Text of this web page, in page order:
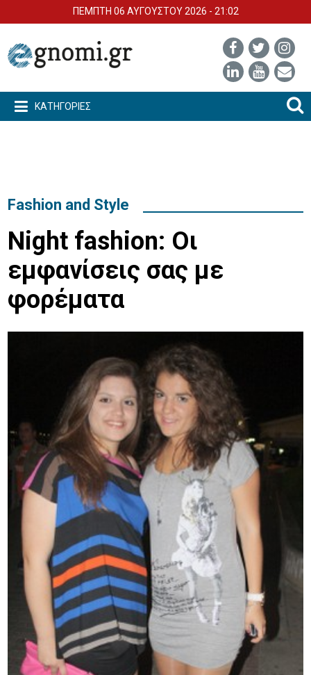
ΠΕΜΠΤΗ 06 ΑΥΓΟΥΣΤΟΥ 2026 - 21:02
ΚΑΤΗΓΟΡΙΕΣ
Fashion and Style
Night fashion: Οι
εμφανίσεις σας με
φορέματα